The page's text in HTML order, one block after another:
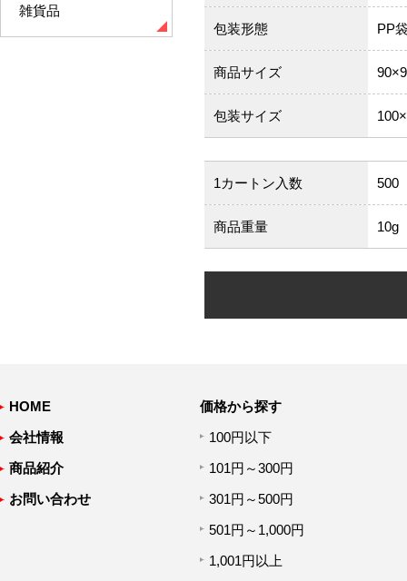
雑貨品
包装形態 PP
商品サイズ
包装サイズ
1カートン入数 500
商品重量 10g
HOME
会社情報
商品紹介
お問い合わせ
価格から探す
100円以下
101円～300円
301円～500円
501円～1,000円
1,001円以上